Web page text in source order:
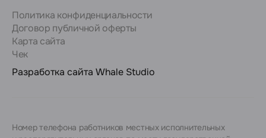
Политика конфиденциальности
Договор публичной оферты
Карта сайта
Чек
Разработка сайта Whale Studio
Номер телефона работников местных исполнительных